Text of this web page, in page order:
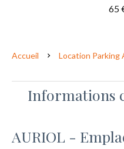
65
Accueil Location Parking
Informations
AURIOL -